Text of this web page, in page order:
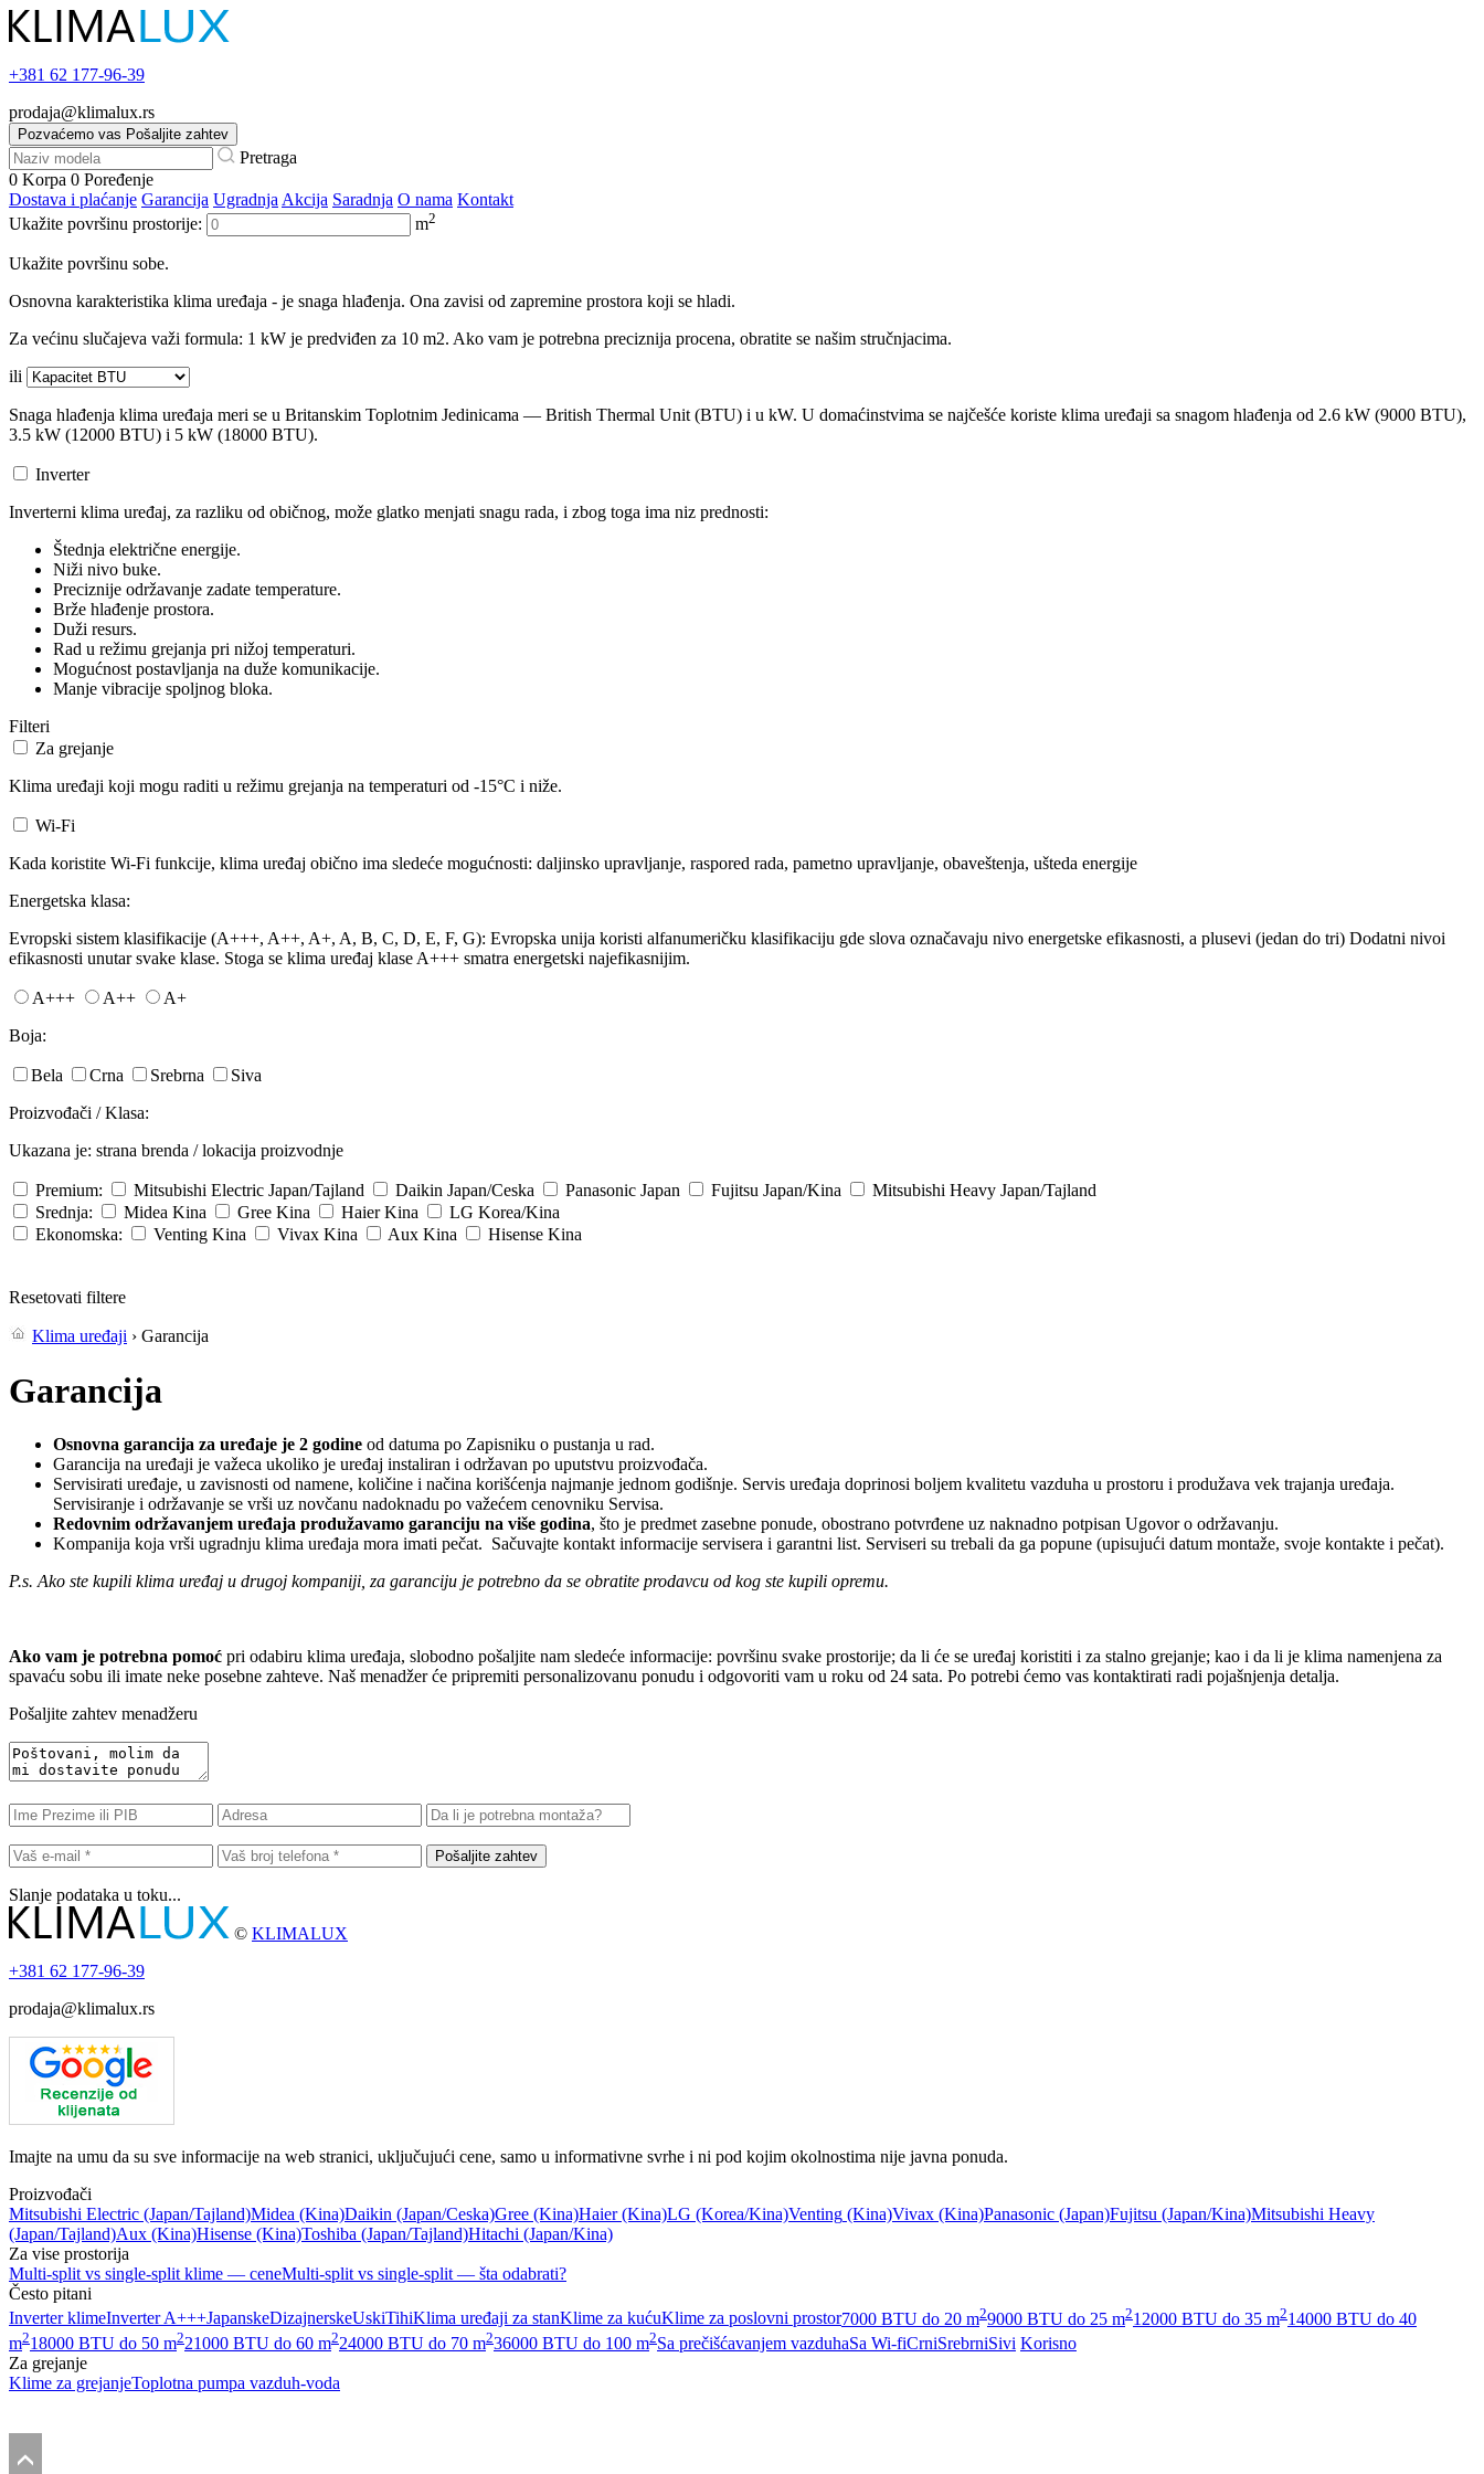
+381 62 177-96-39
prodaja@klimalux.rs
Pozvaćemo vas Pošaljite zahtev
Pretraga
0 Korpa 0 Poređenje
Dostava i plaćanje Garancija Ugradnja Akcija Saradnja O nama Kontakt
Ukažite površinu prostorije:
m2
Ukažite površinu sobe.
Osnovna karakteristika klima uređaja - je snaga hlađenja. Ona zavisi od zapremine prostora koji se hladi.
Za većinu slučajeva važi formula: 1 kW je predviđen za 10 m2. Ako vam je potrebna preciznija procena, obratite se našim stručnjacima.
ili
Snaga hlađenja klima uređaja meri se u Britanskim Toplotnim Jedinicama — British Thermal Unit (BTU) i u kW. U domaćinstvima se najčešće koriste klima uređaji sa snagom hlađenja od 2.6 kW (9000 BTU),
3.5 kW (12000 BTU) i 5 kW (18000 BTU).
Inverter
Inverterni klima uređaj, za razliku od običnog, može glatko menjati snagu rada, i zbog toga ima niz prednosti:
Štednja električne energije.
Niži nivo buke.
Preciznije održavanje zadate temperature.
Brže hlađenje prostora.
Duži resurs.
Rad u režimu grejanja pri nižoj temperaturi.
Mogućnost postavljanja na duže komunikacije.
Manje vibracije spoljnog bloka.
Filteri
Za grejanje
Klima uređaji koji mogu raditi u režimu grejanja na temperaturi od -15°C i niže.
Wi-Fi
Kada koristite Wi-Fi funkcije, klima uređaj obično ima sledeće mogućnosti: daljinsko upravljanje, raspored rada, pametno upravljanje, obaveštenja, ušteda energije
Energetska klasa:
Evropski sistem klasifikacije (A+++, A++, A+, A, B, C, D, E, F, G): Evropska unija koristi alfanumeričku klasifikaciju gde slova označavaju nivo energetske efikasnosti, a plusevi (jedan do tri) Dodatni nivoi
efikasnosti unutar svake klase. Stoga se klima uređaj klase A+++ smatra energetski najefikasnijim.
A+++ A++
A+
Boja:
Bela Crna Srebrna
Siva
Proizvođači / Klasa:
Ukazana je: strana brenda / lokacija proizvodnje
Premium: Mitsubishi Electric Japan/Tajland Daikin Japan/Ceska Panasonic Japan Fujitsu Japan/Kina Mitsubishi Heavy Japan/Tajland
Srednja:
Midea Kina Gree Kina Haier Kina LG Korea/Kina
Ekonomska:
Venting Kina Vivax Kina Aux Kina Hisense Kina
Resetovati filtere
Klima uređaji › Garancija
Garancija
Osnovna garancija za uređaje je 2 godine od datuma po Zapisniku o pustanja u rad.
Garancija na uređaji je važeca ukoliko je uređaj instaliran i održavan po uputstvu proizvođača.
Servisirati uređaje, u zavisnosti od namene, količine i načina korišćenja najmanje jednom godišnje. Servis uređaja doprinosi boljem kvalitetu vazduha u prostoru i produžava vek trajanja uređaja.
Servisiranje i održavanje se vrši uz novčanu nadoknadu po važećem cenovniku Servisa.
Redovnim održavanjem uređaja produžavamo garanciju na više godina, što je predmet zasebne ponude, obostrano potvrđene uz naknadno potpisan Ugovor o održavanju.
Kompanija koja vrši ugradnju klima uređaja mora imati pečat. Sačuvajte kontakt informacije servisera i garantni list. Serviseri su trebali da ga popune (upisujući datum montaže, svoje kontakte i pečat).
P.s. Ako ste kupili klima uređaj u drugoj kompaniji, za garanciju je potrebno da se obratite prodavcu od kog ste kupili opremu.
Ako vam je potrebna pomoć pri odabiru klima uređaja, slobodno pošaljite nam sledeće informacije: površinu svake prostorije; da li će se uređaj koristiti i za stalno grejanje; kao i da li je klima namenjena za
spavaću sobu ili imate neke posebne zahteve. Naš menadžer će pripremiti personalizovanu ponudu i odgovoriti vam u roku od 24 sata. Po potrebi ćemo vas kontaktirati radi pojašnjenja detalja.
Pošaljite zahtev menadžeru
Pošaljite zahtev
Slanje podataka u toku...
© KLIMALUX
+381 62 177-96-39
prodaja@klimalux.rs
Imajte na umu da su sve informacije na web stranici, uključujući cene, samo u informativne svrhe i ni pod kojim okolnostima nije javna ponuda.
Proizvođači
Mitsubishi Electric (Japan/Tajland)Midea (Kina)Daikin (Japan/Ceska)Gree (Kina)Haier (Kina)LG (Korea/Kina)Venting (Kina)Vivax (Kina)Panasonic (Japan)Fujitsu (Japan/Kina)Mitsubishi Heavy
(Japan/Tajland)Aux (Kina)Hisense (Kina)Toshiba (Japan/Tajland)Hitachi (Japan/Kina)
Za vise prostorija
Multi-split vs single-split klime — ceneMulti-split vs single-split — šta odabrati?
Često pitani
Inverter klimeInverter A+++JapanskeDizajnerskeUskiTihiKlima uređaji za stanKlime za kućuKlime za poslovni prostor7000 BTU do 20 m29000 BTU do 25 m212000 BTU do 35 m214000 BTU do 40
m218000 BTU do 50 m221000 BTU do 60 m224000 BTU do 70 m236000 BTU do 100 m2Sa prečišćavanjem vazduhaSa Wi-fiCrniSrebrniSivi Korisno
Za grejanje
Klime za grejanjeToplotna pumpa vazduh-voda